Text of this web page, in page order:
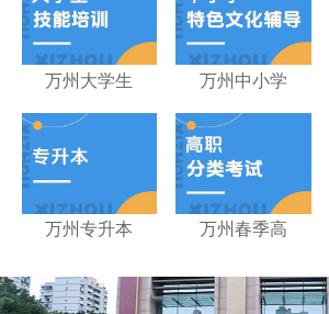
万州大学生 万州中小学
万州专升本 万州春季高